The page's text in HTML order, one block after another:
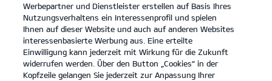
Werbepartner und Dienstleister erstellen auf Basis Ihres
Nutzungsverhaltens ein Interessenprofil und spielen
Ihnen auf dieser Website und auch auf anderen Websites
interessenbasierte Werbung aus. Eine erteilte
Einwilligung kann jederzeit mit Wirkung für die Zukunft
widerrufen werden. Über den Button „Cookies“ in der
Kopfzeile gelangen Sie jederzeit zur Anpassung Ihrer